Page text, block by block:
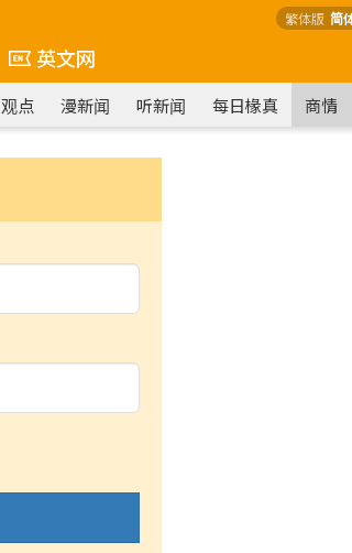
繁体版 简
英文网
观点 漫新闻 听新闻 每日椽真 商情